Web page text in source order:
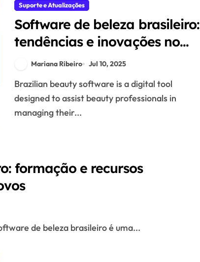
Suporte e Atualizações
Software de beleza brasileiro:
tendências e inovações no
mercado de estética
Mariana Ribeiro Jul 10, 2025
Brazilian beauty software is a digital tool
designed to assist beauty professionals in
managing their...
formação e recursos
de beleza brasileiro é uma...